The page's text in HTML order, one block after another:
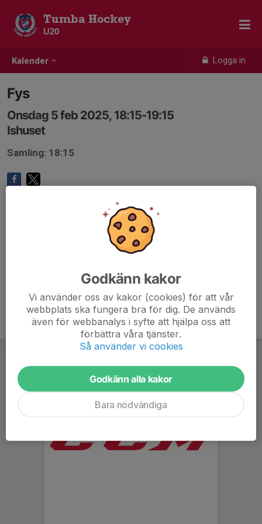
Kalender Logga in
Tumba Hockey
U20
Fys
Onsdag 5 feb 2025, 18:15-19:15
Ishuset
Samling: 18:15
Godkänn kakor
Vi använder oss av kakor (cookies) för att vår
webbplats ska fungera bra för dig. De används
även för webbanalys i syfte att hjälpa oss att
förbättra våra tjänster.
Så använder vi cookies
Godkänn alla kakor
Bara nödvändiga